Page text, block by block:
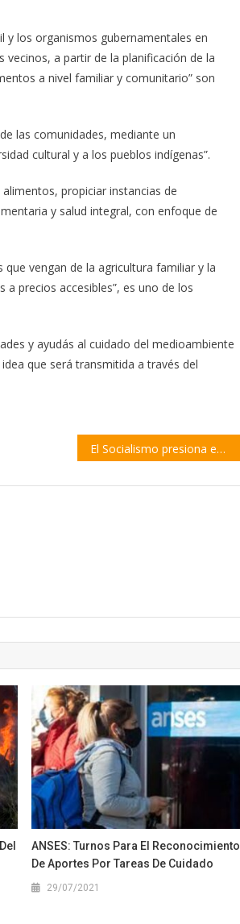
y los organismos gubernamentales en
a partir de la planificación de la
a nivel familiar y comunitario” son
las comunidades, mediante un
cultural y a los pueblos indígenas”.
propiciar instancias de
y salud integral, con enfoque de
vengan de la agricultura familiar y la
precios accesibles”, es uno de los
y ayudás al cuidado del medioambiente
que será transmitida a través del
El Socialismo presiona en el Congreso para que Nación pague la deuda con Santa Fe
ANSES: Turnos Para El Reconocimiento
De Aportes Por Tareas De Cuidado
29/07/2021